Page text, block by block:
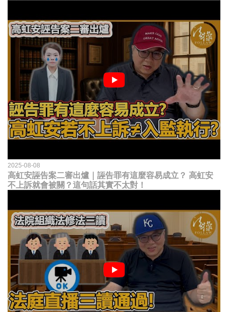
2025-08-08
高虹安誣告案二審出爐｜誣告罪有這麼容易成立？ 高虹安
不上訴就會被關？這句話其實不太對！